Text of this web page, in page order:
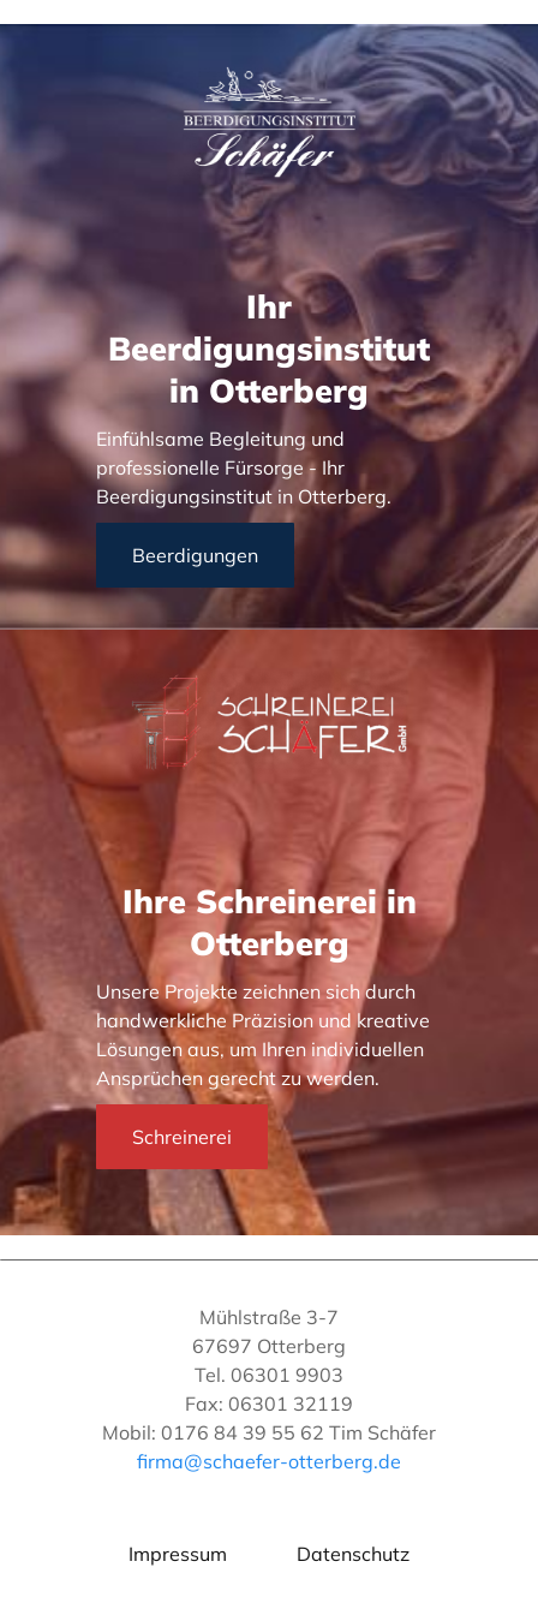
Ihre Schreinerei in
Otterberg
Unsere Projekte zeichnen sich durch
handwerkliche Präzision und kreative
Lösungen aus, um Ihren individuellen
Ansprüchen gerecht zu werden.
Schreinerei
Ihr
Beerdigungsinstitut
in Otterberg
Einfühlsame Begleitung und
professionelle Fürsorge - Ihr
Beerdigungsinstitut in Otterberg.
Beerdigungen
Mühlstraße 3-7
67697 Otterberg
Tel. 06301 9903
Fax: 06301 32119
Mobil: 0176 84 39 55 62 Tim Schäfer
firma@schaefer-otterberg.de
Impressum Datenschutz